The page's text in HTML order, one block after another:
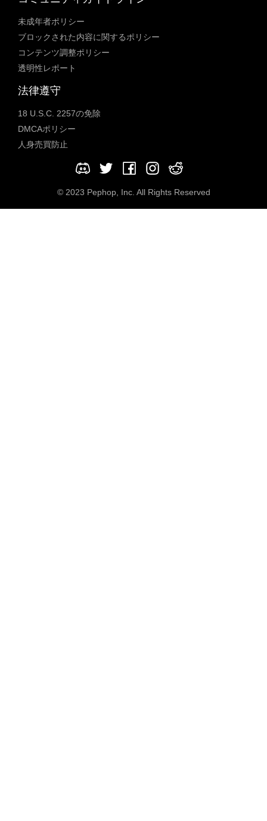
未成年者ポリシー
ブロックされた内容に関するポリシー
コンテンツ調整ポリシー
透明性レポート
法律遵守
18 U.S.C. 2257の免除
DMCAポリシー
人身売買防止
© 2023 Pephop, Inc. All Rights Reserved